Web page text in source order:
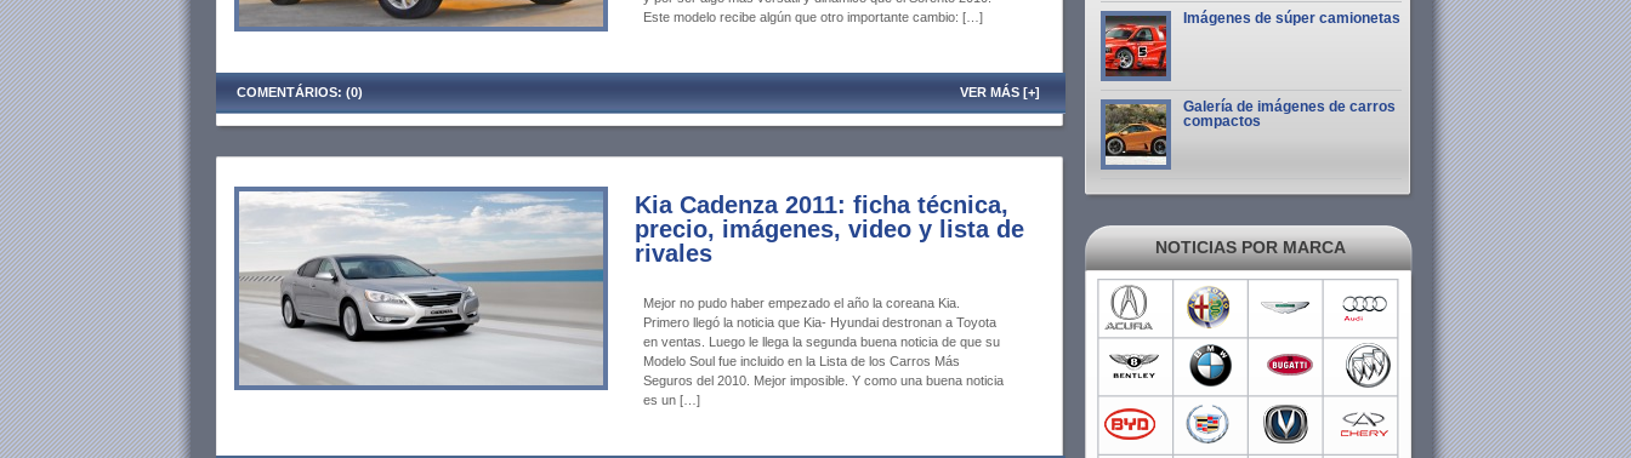
Este modelo recibe algún que otro importante cambio: […]
COMENTÁRIOS: (0) VER MÁS [+]
Kia Cadenza 2011: ficha técnica,
precio, imágenes, video y lista de
rivales
Mejor no pudo haber empezado el año la coreana Kia.
Primero llegó la noticia que Kia- Hyundai destronan a Toyota
en ventas. Luego le llega la segunda buena noticia de que su
Modelo Soul fue incluido en la Lista de los Carros Más
Seguros del 2010. Mejor imposible. Y como una buena noticia
es un […]
Imágenes de súper camionetas
Galería de imágenes de carros
compactos
NOTICIAS POR MARCA